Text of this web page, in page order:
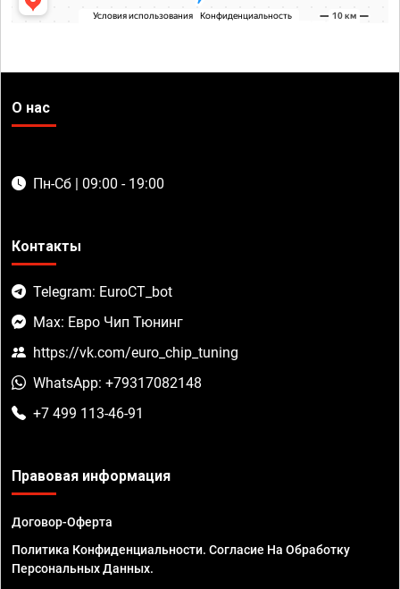
О нас
Пн-Сб | 09:00 - 19:00
Контакты
Telegram: EuroCT_bot
Max: Евро Чип Тюнинг
https://vk.com/euro_chip_tuning
WhatsApp: +79317082148
+7 499 113-46-91
Правовая информация
Договор-Оферта
Политика Конфиденциальности. Согласие На Обработку
Персональных Данных.